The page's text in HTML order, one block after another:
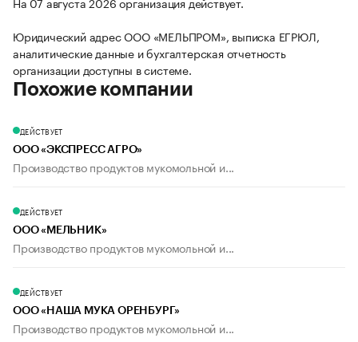
Юридический адрес ООО «МЕЛЬПРОМ», выписка ЕГРЮЛ,
аналитические данные и бухгалтерская отчетность
организации доступны в системе.
Похожие компании
ДЕЙСТВУЕТ
ООО «ЭКСПРЕСС АГРО»
Производство продуктов мукомольной и...
ДЕЙСТВУЕТ
ООО «МЕЛЬНИК»
Производство продуктов мукомольной и...
ДЕЙСТВУЕТ
ООО «НАША МУКА ОРЕНБУРГ»
Производство продуктов мукомольной и...